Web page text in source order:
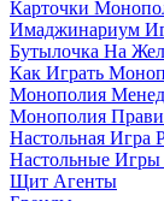
Карточки
Имаджинариум
Бутылочка На
Как Играть
Монополия
Монополия
Настольная Игра
Настольные Игры
Щит Агенты